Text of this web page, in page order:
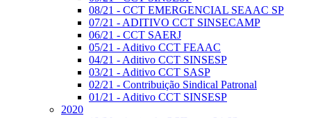
08/21 - CCT EMERGENCIAL SEAAC SP
07/21 - ADITIVO CCT SINSECAMP
06/21 - CCT SAERJ
05/21 - Aditivo CCT FEAAC
04/21 - Aditivo CCT SINSESP
03/21 - Aditivo CCT SASP
02/21 - Contribuição Sindical Patronal
01/21 - Aditivo CCT SINSESP
2020